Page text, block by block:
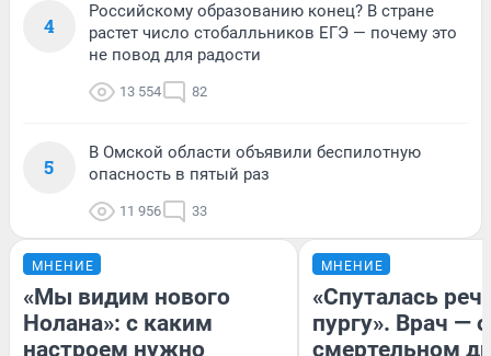
4
Российскому образованию конец? В стране
растет число стобалльников ЕГЭ — почему это
не повод для радости
13 554 82
5
В Омской области объявили беспилотную
опасность в пятый раз
11 956 33
МНЕНИЕ
«Мы видим нового
Нолана»: с каким
настроем нужно
МНЕНИЕ
«Спуталась
пургу». Врач — о
смертельном